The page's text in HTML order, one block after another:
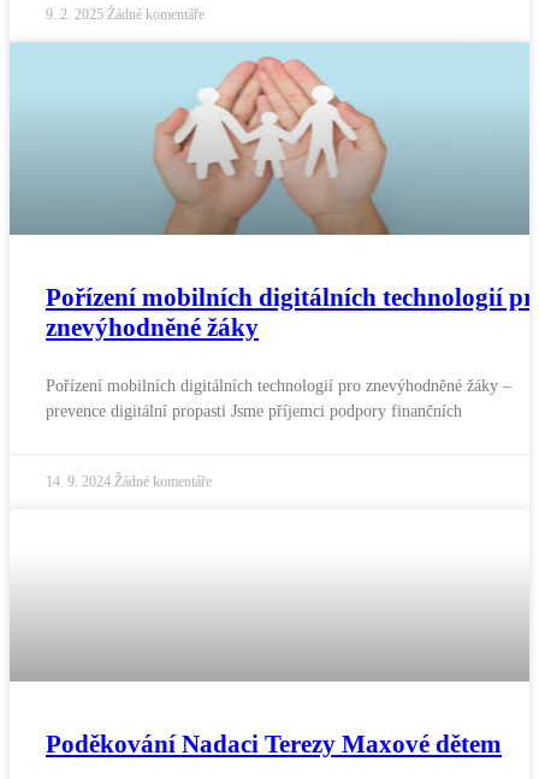
9. 2. 2025 Žádné komentáře
Pořízení mobilních digitálních technologií
znevýhodněné žáky
Pořízení mobilních digitálních technologií pro znevýhodněné žáky –
prevence digitální propasti Jsme příjemci podpory finančních
14. 9. 2024 Žádné komentáře
Poděkování Nadaci Terezy Maxové dětem